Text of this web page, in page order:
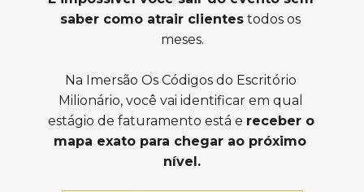
saber como atrair clientes todos os
meses.
Na Imersão Os Códigos do Escritório
Milionário, você vai identificar em qual
estágio de faturamento está e receber o
mapa exato para chegar ao próximo
nível.